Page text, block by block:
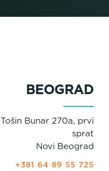
BEOGRAD
Tošin Bunar 270a, prvi
sprat
Novi Beograd
+381 64 89 55 725